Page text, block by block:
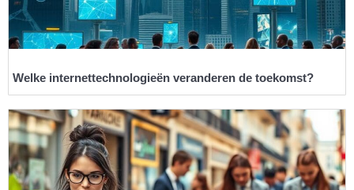
Welke internettechnologieën veranderen de toekomst?